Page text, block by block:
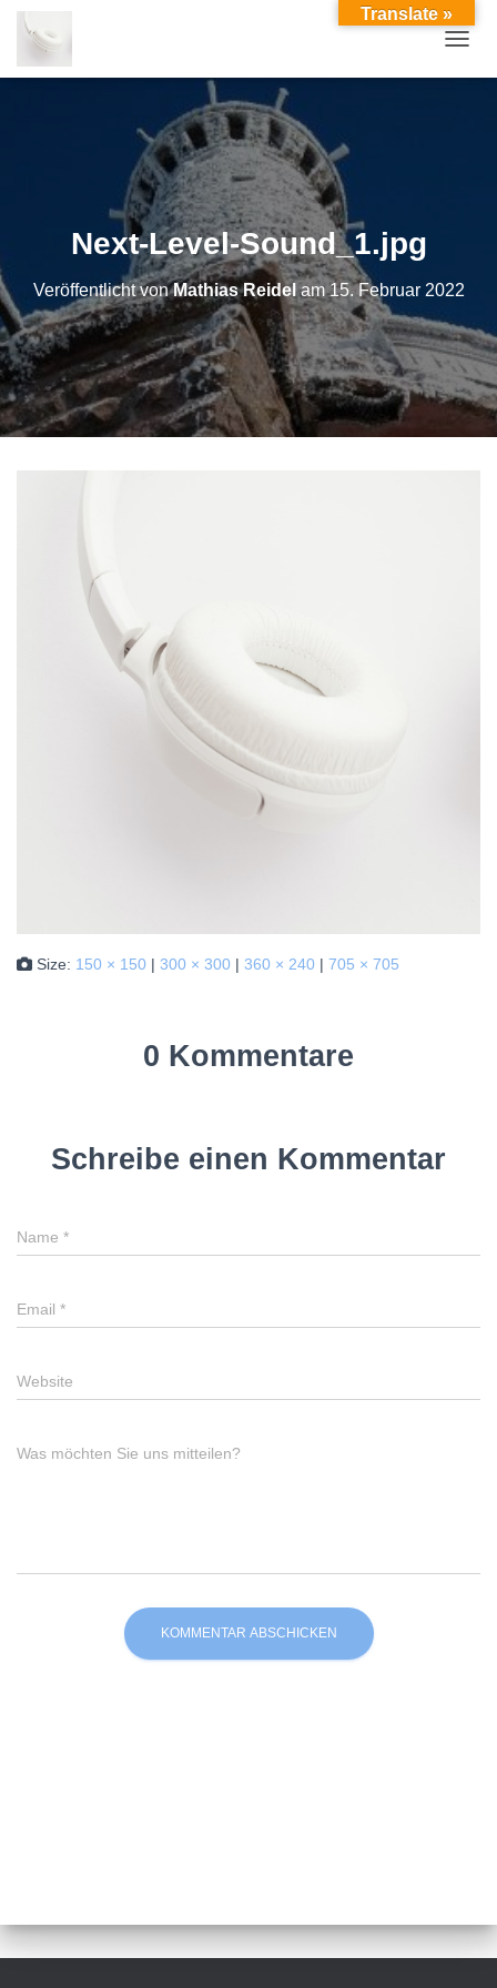
Next-Level-Sound_1.jpg
Veröffentlicht vonMathias Reidelam15. Februar 2022
Size: 150 × 150 | 300 × 300 | 360 × 240 | 705 × 705
0 Kommentare
Schreibe einen Kommentar
Name *
Email *
Website
Was möchten Sie uns mitteilen?
Translate »